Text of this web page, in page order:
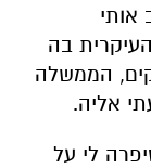
אותי
בה
הממשלה
אליה.
לי על